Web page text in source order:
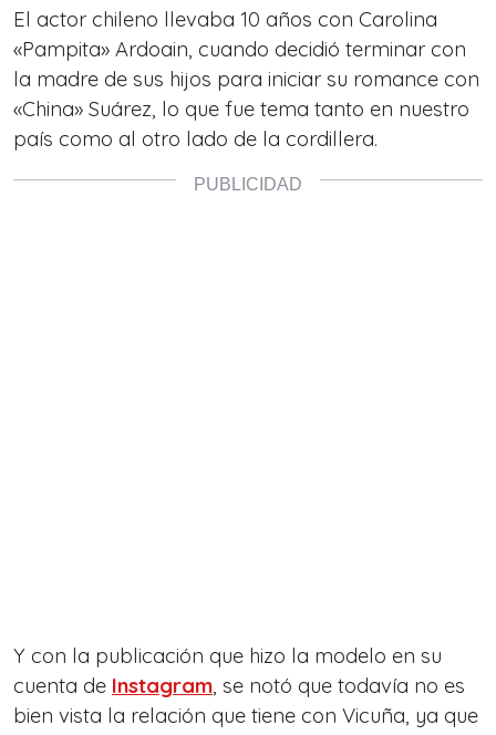
El actor chileno llevaba 10 años con Carolina
«Pampita» Ardoain, cuando decidió terminar con
la madre de sus hijos para iniciar su romance con
«China» Suárez, lo que fue tema tanto en nuestro
país como al otro lado de la cordillera.
Y con la publicación que hizo la modelo en su
cuenta de Instagram , se notó que todavía no es
bien vista la relación que tiene con Vicuña, ya que